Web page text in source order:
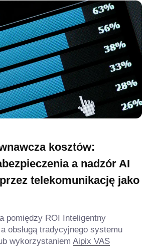
kosztów:
a nadzór AI
telekomunikację jako
pomiędzy ROI Inteligentny
obsługą tradycyjnego systemu
wykorzystaniem Aipix VAS